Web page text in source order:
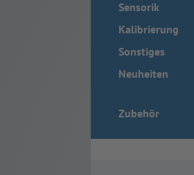
Sensorik
Kalibrierung
Sonstiges
Neuheiten
Zubehör